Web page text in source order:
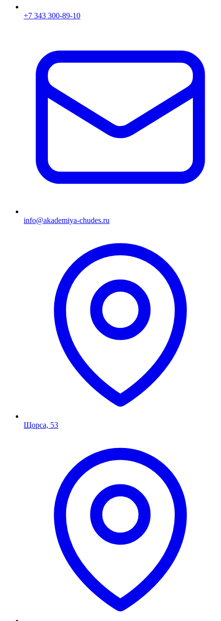
+7 343 300-89-10
info@akademiya-chudes.ru
Щорса, 53